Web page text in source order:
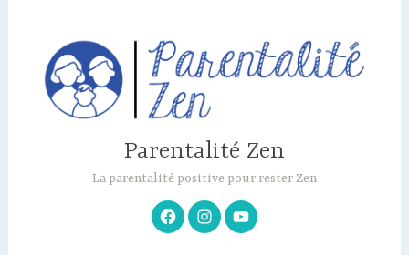
contenu
principal
Parentalité Zen
La parentalité positive pour rester Zen
Facebook
Instagram
Youtube